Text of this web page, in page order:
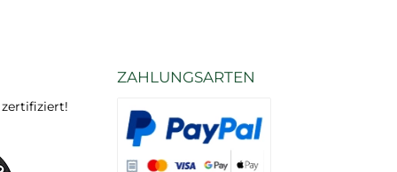
ZAHLUNGSARTEN